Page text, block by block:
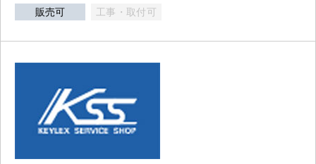
販売可 工事・取付可